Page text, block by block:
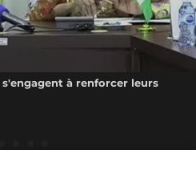
à renforcer leurs